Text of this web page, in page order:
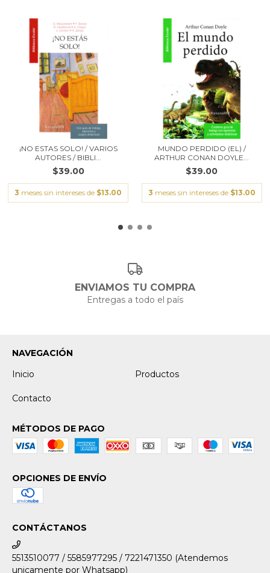
¡NO ESTAS SOLO! / VARIOS
AUTORES / BIBLI...
$39.00
3 meses sin intereses de$13.00
MUNDO PERDIDO (EL) /
ARTHUR CONAN DOYLE...
$39.00
3 meses sin intereses de$13.00
ENVIAMOS TU COMPRA
MÉTODOS DE PAGO
OPCIONES DE ENVÍO
CONTÁCTANOS
5513510077 / 5585977295 / 7221471350 (Atendemos